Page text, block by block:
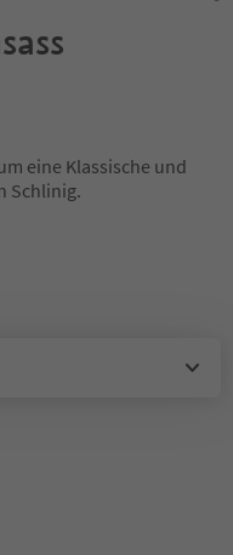
eine Klassische und
Schlinig.